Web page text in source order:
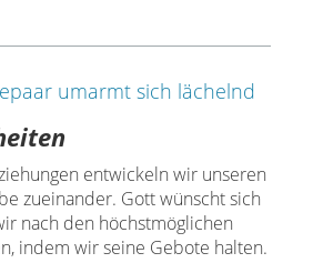
entwickeln wir unseren
zueinander. Gott wünscht sich
nach den höchstmöglichen
indem wir seine Gebote halten.